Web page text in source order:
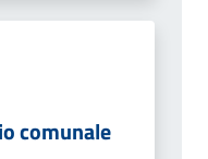
comunale